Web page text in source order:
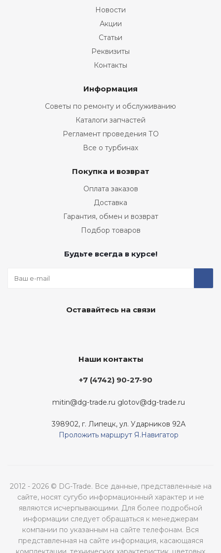
Новости
Акции
Статьи
Реквизиты
Контакты
Информация
Советы по ремонту и обслуживанию
Каталоги запчастей
Регламент проведения ТО
Все о турбинах
Покупка и возврат
Оплата заказов
Доставка
Гарантия, обмен и возврат
Подбор товаров
Будьте всегда в курсе!
Оставайтесь на связи
Наши контакты
+7 (4742) 90-27-90
mitin@dg-trade.ru glotov@dg-trade.ru
398902, г. Липецк, ул. Ударников 92А
Проложить маршрут Я.Навигатор
2012 - 2026 © DG-Trade. Все данные, представленные на
сайте, носят сугубо информационный характер и не
являются исчерпывающими. Для более подробной
информации следует обращаться к менеджерам
компании по указанным на сайте телефонам. Вся
представленная на сайте информация, касающаяся